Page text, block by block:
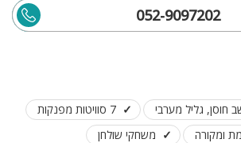
052-9097202
חוסן, גליל מערבי
7 סוויטות מפנקות
ומקורה
משחקי שולחן